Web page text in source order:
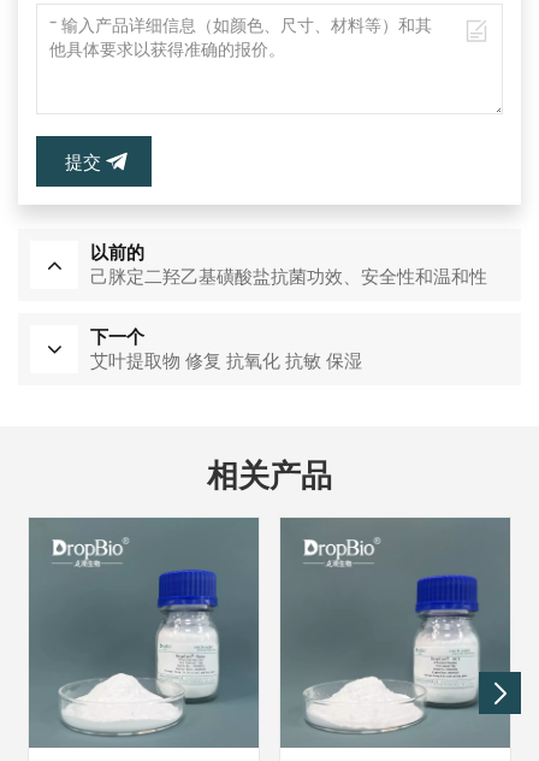
提交
以前的
己脒定二羟乙基磺酸盐抗菌功效、安全性和温和性
下一个
艾叶提取物 修复 抗氧化 抗敏 保湿
相关产品